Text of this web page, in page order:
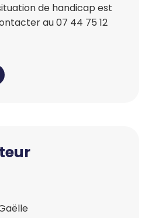
de handicap est
au 07 44 75 12